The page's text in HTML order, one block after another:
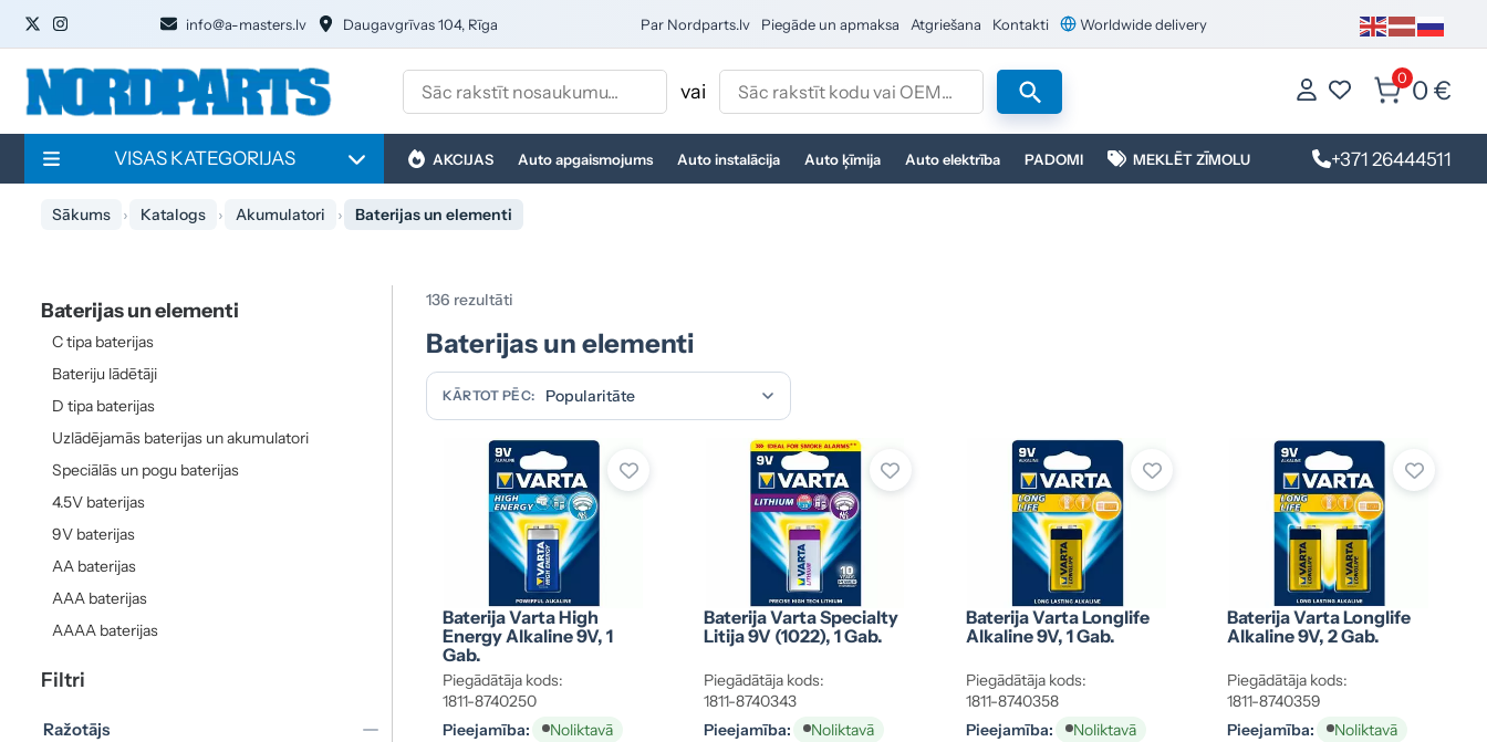
info@a-masters.lv Daugavgrīvas 104, Rīga Par Nordparts.lv Piegāde un apmaksa Atgriešana Kontakti Worldwide delivery
vai
0 0 €
VISAS KATEGORIJAS AKCIJAS Auto apgaismojums Auto instalācija Auto ķīmija Auto elektrība PADOMI MEKLĒT ZĪMOLU +371 26444511
Sākums Katalogs Akumulatori Baterijas un elementi
Baterijas un elementi
C tipa baterijas
Bateriju lādētāji
D tipa baterijas
Uzlādējamās baterijas un akumulatori
Speciālās un pogu baterijas
4.5V baterijas
9V baterijas
AA baterijas
AAA baterijas
AAAA baterijas
Filtri
Ražotājs
136 rezultāti
Baterijas un elementi
KĀRTOT PĒC:
Baterija Varta High
Energy Alkaline 9V, 1
Gab.
Piegādātāja kods:
1811-8740250
Pieejamība:
Noliktavā
Baterija Varta Specialty
Litija 9V (1022), 1 Gab.
Piegādātāja kods:
1811-8740343
Pieejamība:
Noliktavā
Baterija Varta Longlife
Alkaline 9V, 1 Gab.
Piegādātāja kods:
1811-8740358
Pieejamība:
Noliktavā
Baterija Varta Longlife
Alkaline 9V, 2 Gab.
Piegādātāja kods:
1811-8740359
Pieejamība:
Noliktavā